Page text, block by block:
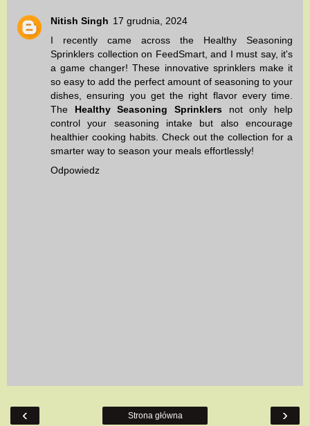
Nitish Singh 17 grudnia, 2024
I recently came across the Healthy Seasoning
Sprinklers collection on FeedSmart, and I must say, it's
a game changer! These innovative sprinklers make it
so easy to add the perfect amount of seasoning to your
dishes, ensuring you get the right flavor every time.
The Healthy Seasoning Sprinklers not only help
control your seasoning intake but also encourage
healthier cooking habits. Check out the collection for a
smarter way to season your meals effortlessly!
Odpowiedz
‹ ›
Strona główna